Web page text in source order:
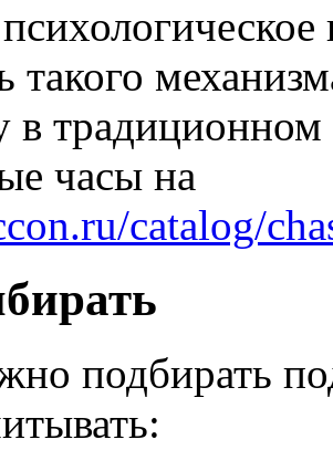
такого
в
часы на
catalog/
подбирать